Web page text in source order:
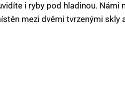
i ryby pod hladinou. Námi
mezi dvěmi tvrzenými skly